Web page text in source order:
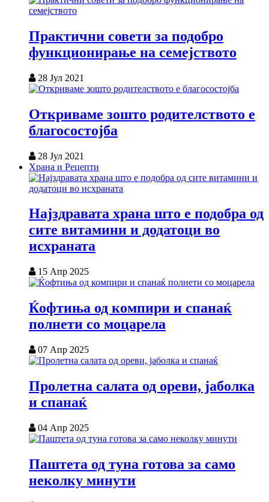
Практични совети за подобро
функционирање на семејството
28 Јул 2021
Откриваме зошто родителството е
благосостојба
28 Јул 2021
Храна и Рецепти
Најздравата храна што е подобра од
сите витамини и додатоци во
исхраната
15 Апр 2025
Ќофтиња од компири и спанаќ
полнети со моцарела
07 Апр 2025
Пролетна салата од ореви, јаболка
и спанаќ
04 Апр 2025
Паштета од туна готова за само
неколку минути